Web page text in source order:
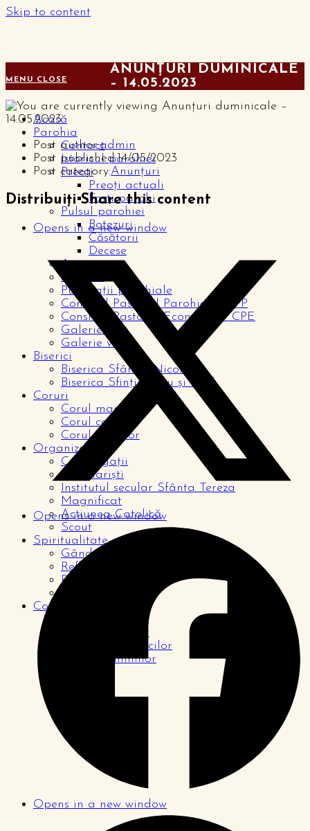
Skip to content
MENU CLOSE
Acasă
Parohia
Contact
Istoricul parohiei
Preoți
Preoți actuali
Foști parohi
Pulsul parohiei
Botezuri
Căsătorii
Decese
Anunțuri
Articole
Publicații parohiale
Consiliul Pastoral Parohial – CPP
Consiliul Pastoral Economic – CPE
Galerie foto
Galerie video
Biserici
Biserica Sfântul Nicolae
Biserica Sfinții Petru și Paul
Coruri
Corul mare
Corul copiilor
Corul tinerilor
Organizații
Congregații
Seminariști
Institutul secular Sfânta Tereza
Magnificat
Acțiunea Catolică
Scout
Spiritualitate
Gândul zilei
Reflecții
Rugăciuni
Comunitate
Pagina tinerilor
Pagina logodnicilor
Pagina familiilor
ANUNȚURI DUMINICALE
– 14.05.2023
Post author:admin
Post published:14/05/2023
Post category:Anunțuri
Distribuiți Share this content
Opens in a new window
Opens in a new window
Opens in a new window